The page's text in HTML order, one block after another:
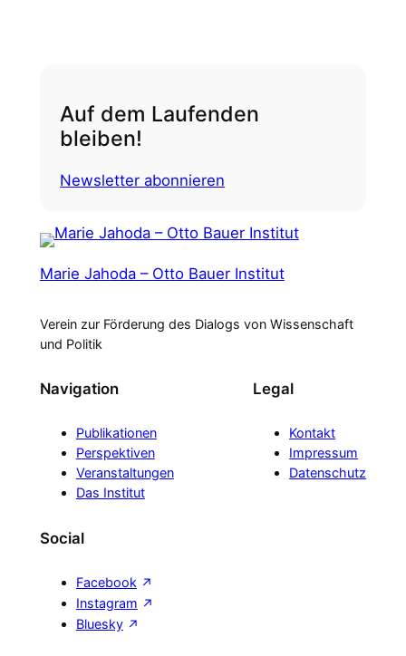
Auf dem Laufenden
bleiben!
Newsletter abonnieren
Marie Jahoda – Otto Bauer Institut
Verein zur Förderung des Dialogs von Wissenschaft
und Politik
Navigation
Publikationen
Perspektiven
Veranstaltungen
Das Institut
Legal
Kontakt
Impressum
Datenschutz
Social
Facebook
Instagram
Bluesky